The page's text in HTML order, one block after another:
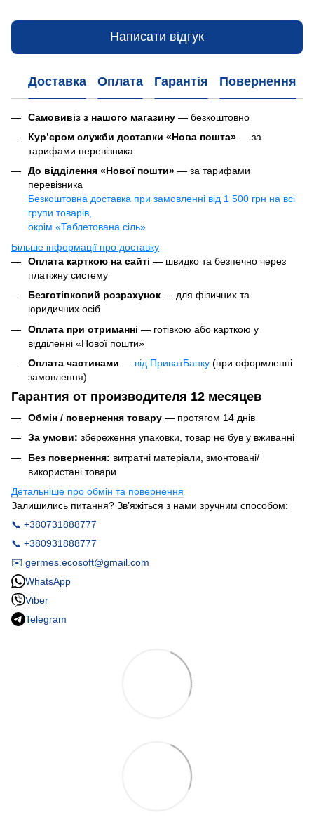
Написати відгук
Доставка Оплата Гарантія Повернення
Самовивіз з нашого магазину — безкоштовно
Кур’єром служби доставки «Нова пошта» — за
тарифами перевізника
До відділення «Нової пошти» — за тарифами
перевізника
Безкоштовна доставка при замовленні від 1 500 грн на всі
групи товарів,
окрім «Таблетована сіль»
Більше інформації про доставку
Оплата карткою на сайті — швидко та безпечно через
платіжну систему
Безготівковий розрахунок — для фізичних та
юридичних осіб
Оплата при отриманні — готівкою або карткою у
відділенні «Нової пошти»
Оплата частинами — від ПриватБанку (при оформленні
замовлення)
Гарантия от производителя 12 месяцев
Обмін / повернення товару — протягом 14 днів
За умови: збереження упаковки, товар не був у вживанні
Без повернення: витратні матеріали, змонтовані/
використані товари
Детальніше про обмін та повернення
Залишились питання? Зв’яжіться з нами зручним способом:
📞 +380731888777
📞 +380931888777
✉️ germes.ecosoft@gmail.com
WhatsApp
Viber
Telegram